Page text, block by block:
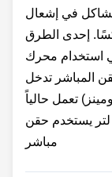
في إشعال
الطرق
محرك
تدخل
تعمل حالياً
بقوة 15 لتر يستخدم حقن
مباشر